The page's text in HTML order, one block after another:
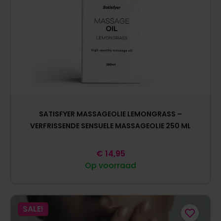
SATISFYER MASSAGEOLIE LEMONGRASS –
VERFRISSENDE SENSUELE MASSAGEOLIE 250 ML
Op voorraad
€ 14,95
SALE!